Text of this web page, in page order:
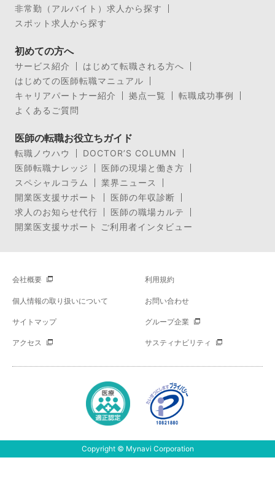
非常勤（アルバイト）求人から探す
スポット求人から探す
初めての方へ
サービス紹介
はじめて転職される方へ
はじめての医師転職マニュアル
キャリアパートナー紹介
拠点一覧
転職成功事例
よくあるご質問
医師の転職お役立ちガイド
転職ノウハウ
DOCTOR’S COLUMN
医師転職ナレッジ
医師の現場と働き方
スペシャルコラム
業界ニュース
開業医支援サポート
医師の年収診断
求人のお知らせ代行
医師の職場カルテ
開業医支援サポート ご利用者インタビュー
会社概要 利用規約
個人情報の取り扱いについて お問い合わせ
サイトマップ グループ企業
アクセス サスティナビリティ
Copyright © Mynavi Corporation